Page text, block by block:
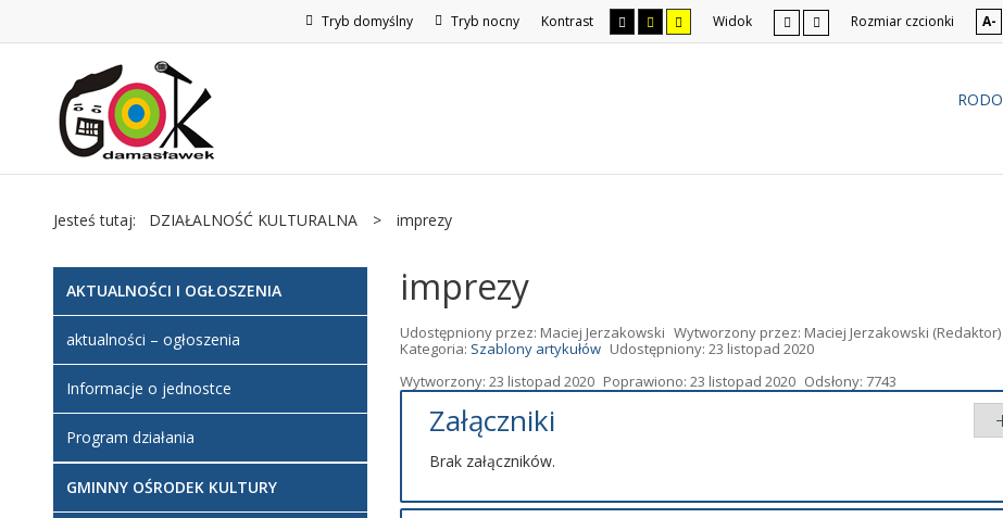
Tryb domyślny Tryb nocny Kontrast Widok Rozmiar czcionki A-
RODO
Jesteś tutaj: DZIAŁALNOŚĆ KULTURALNA > imprezy
imprezy
Udostępniony przez: Maciej Jerzakowski Wytworzony przez: Maciej Jerzakowski (Redaktor)
Kategoria: Szablony artykułów Udostępniony: 23 listopad 2020
Wytworzony: 23 listopad 2020 Poprawiono: 23 listopad 2020 Odsłony: 7743
Załączniki
Brak załączników.
AKTUALNOŚCI I OGŁOSZENIA
aktualności – ogłoszenia
Informacje o jednostce
Program działania
GMINNY OŚRODEK KULTURY